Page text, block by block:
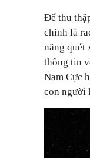
Để thu
chính là
năng quét
thông tin
Nam Cực
con người